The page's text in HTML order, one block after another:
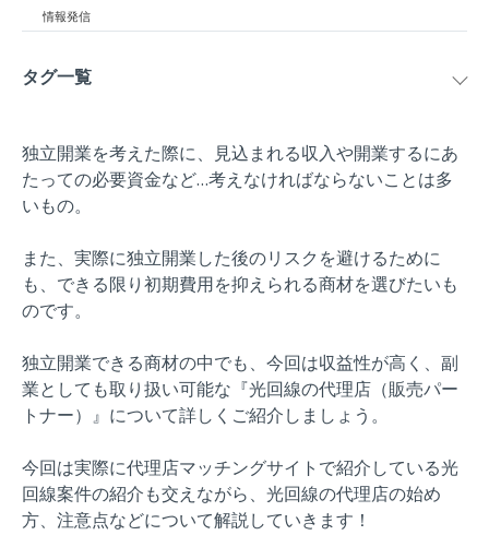
独立開業を考えた際に、見込まれる収入や開業するにあ
たっての必要資金など…考えなければならないことは多
いもの。
また、実際に独立開業した後のリスクを避けるために
も、できる限り初期費用を抑えられる商材を選びたいも
のです。
独立開業できる商材の中でも、今回は収益性が高く、副
業としても取り扱い可能な『光回線の代理店（販売パー
トナー）』について詳しくご紹介しましょう。
今回は実際に代理店マッチングサイトで紹介している光
回線案件の紹介も交えながら、光回線の代理店の始め
方、注意点などについて解説していきます！
情報発信
タグ一覧